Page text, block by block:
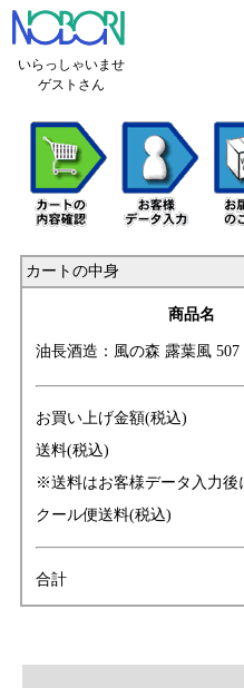
いらっしゃいませ
ゲストさん
カートの中身
商品名
油長酒造：風の森 露葉風 507
お買い上げ金額(税込)
送料(税込)
※送料はお客様データ入力後
クール便送料(税込)
合計